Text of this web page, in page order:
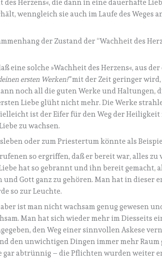
Herzens«, die dann in eine dauerhafte
wenngleich sie auch im Laufe des Weges
der Zustand der “Wachheit des
eine solche »Wachheit des Herzens«, aus
ersten Werken!”mit der Zeit geringer
noch all die guten Werke und Haltungen,
Liebe glüht nicht mehr. Die Werke
ist der Eifer für den Weg der
zu wachsen.
oder zum Priestertum könnte als
so ergriffen, daß er bereit war, alles
hat so gebrannt und ihn bereit gemacht,
Gott ganz zu gehören. Man hat in dieser
so zur Leuchte.
ist man nicht wachsam genug gewesen
Man hat sich wieder mehr im Diesseits
den Weg einer sinnvollen Askese
den unwichtigen Dingen immer mehr Raum
gar abtrünnig – die Pflichten wurden weiter